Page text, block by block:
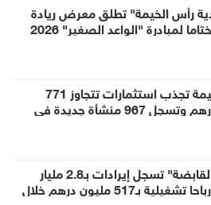
رأس الخيمة" تطلق معرض ريادة
لمبادرة "الواعد الصغير" 2026
رأس الخيمة تجذب استثمارات تتجاوز 771
مليون درهم وتسجل 967 منشأة جديدة في
"برجيل القابضة" تسجل إيرادات بـ2.8 مليار
درهم وأرباحا تشغيلية بـ517 مليون درهم خلال